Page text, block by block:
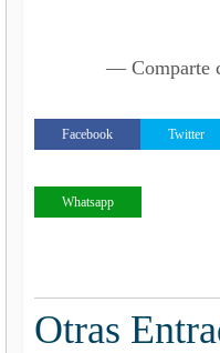
— Comparte
Facebook Twitter
Whatsapp
Otras